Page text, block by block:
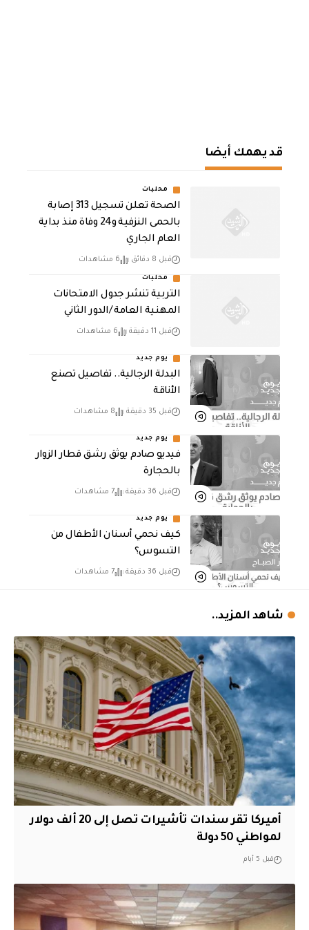
قد يهمك أيضا
محليات
الصحة تعلن تسجيل 313 إصابة
بالحمى النزفية و24 وفاة منذ بداية
العام الجاري
قبل 8 دقائق 6 مشاهدات
محليات
التربية تنشر جدول الامتحانات
المهنية العامة /الدور الثاني
قبل 11 دقيقة 6 مشاهدات
يوم جديد
البدلة الرجالية.. تفاصيل تصنع
الأناقة
قبل 35 دقيقة 8 مشاهدات
يوم جديد
فيديو صادم يوثق رشق قطار الزوار
بالحجارة
قبل 36 دقيقة 7 مشاهدات
يوم جديد
كيف نحمي أسنان الأطفال من
التسوس؟
قبل 36 دقيقة 7 مشاهدات
شاهد المزيد..
أميركا تقر سندات تأشيرات تصل إلى 20 ألف دولار
لمواطني 50 دولة
قبل 5 أيام